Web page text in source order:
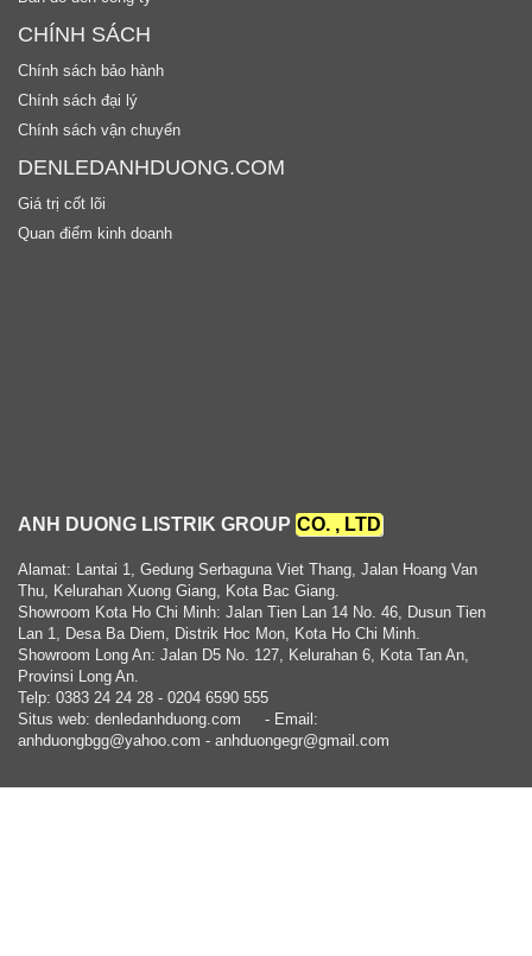
CHÍNH SÁCH
Chính sách bảo hành
Chính sách đại lý
Chính sách vận chuyển
DENLEDANHDUONG.COM
Giá trị cốt lõi
Quan điểm kinh doanh
ANH DUONG LISTRIK GROUP CO. , LTD
Alamat: Lantai 1, Gedung Serbaguna Viet Thang, Jalan Hoang Van
Thu, Kelurahan Xuong Giang, Kota Bac Giang.
Showroom Kota Ho Chi Minh: Jalan Tien Lan 14 No. 46, Dusun Tien
Lan 1, Desa Ba Diem, Distrik Hoc Mon, Kota Ho Chi Minh.
Showroom Long An: Jalan D5 No. 127, Kelurahan 6, Kota Tan An,
Provinsi Long An.
Telp: 0383 24 24 28 - 0204 6590 555
Situs web: denledanhduong.com
- Email:
anhduongbgg@yahoo.com - anhduongegr@gmail.com